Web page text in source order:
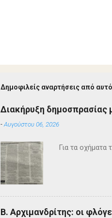
Δημοφιλείς αναρτήσεις από
Διακήρυξη
-Αυγούστου 06, 2026
Για τα οχήματα
Β. Αρχιμανδρίτης: οι